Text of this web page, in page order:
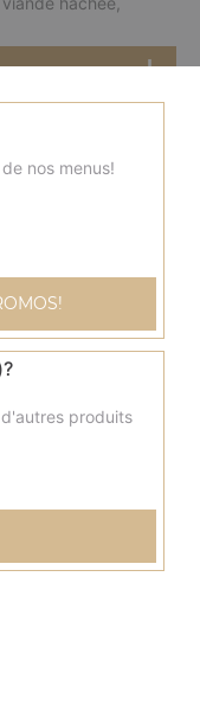
poulet, pommes
olives
nos menus!
produits